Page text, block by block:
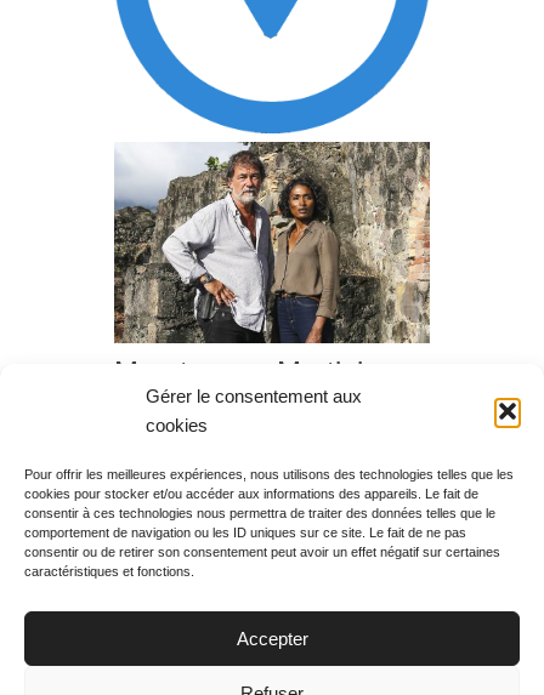
Gérer le consentement aux
cookies
Pour offrir les meilleures expériences, nous utilisons des technologies telles que les
cookies pour stocker et/ou accéder aux informations des appareils. Le fait de
consentir à ces technologies nous permettra de traiter des données telles que le
comportement de navigation ou les ID uniques sur ce site. Le fait de ne pas
consentir ou de retirer son consentement peut avoir un effet négatif sur certaines
caractéristiques et fonctions.
Accepter
Meurtres en Martinique,
diffusion du samedi 30
Rechercher votre
programme
Votre soirée :